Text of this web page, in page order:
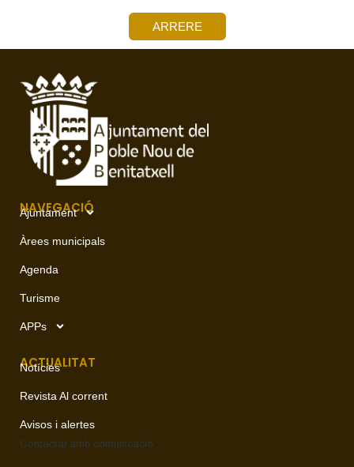
ARRERE
NAVEGACIÓ
Ajuntament
Àrees municipals
Agenda
Turisme
APPs
ACTUALITAT
Notícies
Revista Al corrent
Avisos i alertes
Contactar amb comunicació